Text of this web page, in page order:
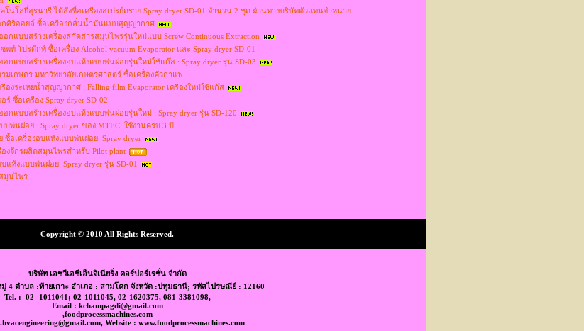
โนโลยี่สุรนารี ได้สั่งซื้อเครื่องสเปรย์ดราย Spray dryer SD-01 จำนวน 2 ชุด ผ่านทางบริษัทตัวแทนจำหน่าย
กศิริออยล์ ซื้อเครื่องกลั่นน้ำมันแบบสุญญากาศ
กแบบสร้างเครื่องสกัดสารสมุนไพรรุ่นใหม่แบบ Screw Continuous Extraction
ท์ โปรดักท์ ซื้อเครื่อง Alcohol vacuum Evaporator และ Spray dryer SD-01
กแบบสร้างเครื่องอบแห้งแบบพ่นฝอยรุ่นใหม่ใช้แก๊ส : Spray dryer รุ่น SD-03
มเกษตร มหาวิทยาลัยเกษตรศาสตร์ ซื้อเครื่องคั่วกาแฟ
องระเหยน้ำสุญญากาศ : Falling film Evaporator เครื่องใหม่ใช้แก๊ส
ร์ ซื้อเครื่อง Spray dryer SD-02
กแบบสร้างเครื่องอบแห้งแบบพ่นฝอยรุ่นใหม่ : Spray dryer รุ่น SD-120
บพ่นฝอย : Spray dryer ของ MTEC. ใช้งานครบ 3 ปี
ซื้อเครื่องอบแห้งแบบพ่นฝอย: Spray dryer
งจักรผลิตสมุนไพรสำหรับ Pilot plant
แห้งแบบพ่นฝอย: Spray dryer รุ่น SD-01
มุนไพร
Copyright © 2010 All Rights Reserved.
บริษัท เอชวีเอซีเอ็นจิเนียริ่ง คอร์ปอร์เรชั่น จำกัด
มู่ 4 ตำบล :ท้ายเกาะ อำเภอ : สามโคก จังหวัด :ปทุมธานี; รหัสไปรษณีย์ : 12160
Tel. : 02- 1011041; 02-1011045, 02-1620375, 081-3381098,
Email : kchampagdi@gmail.com
,foodprocessmachines.com
Website : www.foodprocessmachines.com